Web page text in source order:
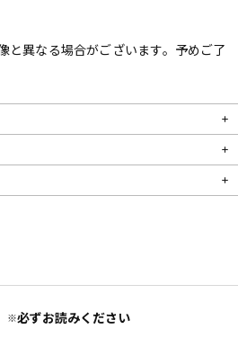
と異なる場合がございます。予めご了
※必ずお読みください